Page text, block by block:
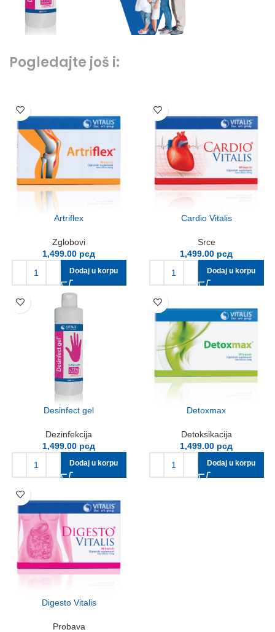
Pogledajte još i:
Artriflex
Zglobovi
1,499.00 рсд
Dodaj u korpu
Cardio Vitalis
Srce
1,499.00 рсд
Dodaj u korpu
Desinfect gel
Dezinfekcija
1,499.00 рсд
Dodaj u korpu
Detoxmax
Detoksikacija
1,499.00 рсд
Dodaj u korpu
Digesto Vitalis
Probava